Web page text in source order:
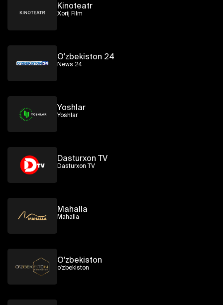
Kinoteatr
Xorij Film
O'zbekiston 24
News 24
Yoshlar
Yoshlar
Dasturxon TV
Dasturxon TV
Mahalla
Mahalla
O'zbekiston
o'zbekiston